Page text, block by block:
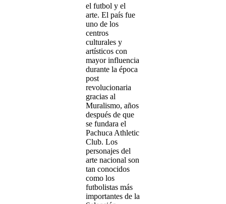
el futbol y el
arte. El país fue
uno de los
centros
culturales y
artísticos con
mayor influencia
durante la época
post
revolucionaria
gracias al
Muralismo, años
después de que
se fundara el
Pachuca Athletic
Club. Los
personajes del
arte nacional son
tan conocidos
como los
futbolistas más
importantes de la